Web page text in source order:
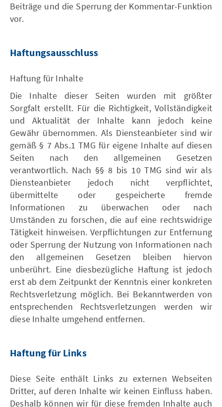
Beiträge und die Sperrung der Kommentar-Funktion
vor.
Haftungsausschluss
Haftung für Inhalte
Die Inhalte dieser Seiten wurden mit größter
Sorgfalt erstellt. Für die Richtigkeit, Vollständigkeit
und Aktualität der Inhalte kann jedoch keine
Gewähr übernommen. Als Diensteanbieter sind wir
gemäß § 7 Abs.1 TMG für eigene Inhalte auf diesen
Seiten nach den allgemeinen Gesetzen
verantwortlich. Nach §§ 8 bis 10 TMG sind wir als
Diensteanbieter jedoch nicht verpflichtet,
übermittelte oder gespeicherte fremde
Informationen zu überwachen oder nach
Umständen zu forschen, die auf eine rechtswidrige
Tätigkeit hinweisen. Verpflichtungen zur Entfernung
oder Sperrung der Nutzung von Informationen nach
den allgemeinen Gesetzen bleiben hiervon
unberührt. Eine diesbezügliche Haftung ist jedoch
erst ab dem Zeitpunkt der Kenntnis einer konkreten
Rechtsverletzung möglich. Bei Bekanntwerden von
entsprechenden Rechtsverletzungen werden wir
diese Inhalte umgehend entfernen.
Haftung für Links
Diese Seite enthält Links zu externen Webseiten
Dritter, auf deren Inhalte wir keinen Einfluss haben.
Deshalb können wir für diese fremden Inhalte auch